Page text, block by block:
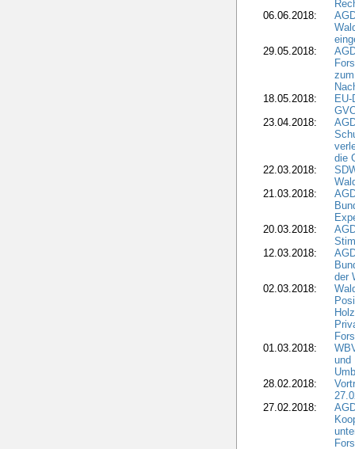
06.06.2018:
29.05.2018:
18.05.2018:
23.04.2018:
die
22.03.2018:
21.03.2018:
20.03.2018:
12.03.2018:
der
02.03.2018:
01.03.2018:
und
28.02.2018:
27.02.2018: